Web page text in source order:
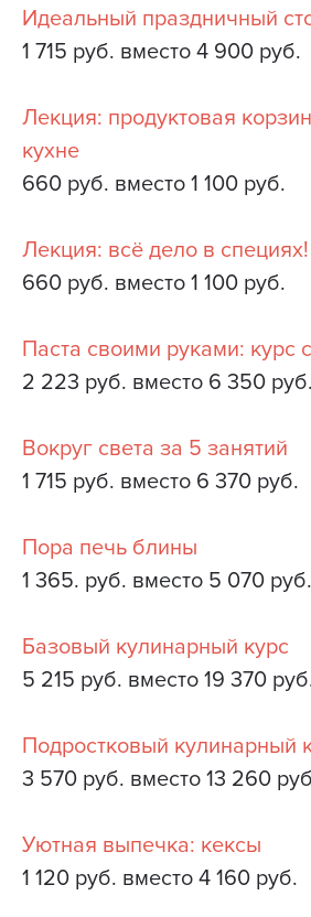
Идеальный праздничный
1 715 руб. вместо 4 900 руб.
Лекция: продуктовая
кухне
660 руб. вместо 1 100 руб.
Лекция: всё дело в специях!
660 руб. вместо 1 100 руб.
Паста своими руками: курс
2 223 руб. вместо 6 350 руб.
Вокруг света за 5 занятий
1 715 руб. вместо 6 370 руб.
Пора печь блины
1 365. руб. вместо 5 070 руб.
Базовый кулинарный курс
5 215 руб. вместо 19 370
Подростковый кулинарный
3 570 руб. вместо 13 260
Уютная выпечка: кексы
1 120 руб. вместо 4 160 руб.